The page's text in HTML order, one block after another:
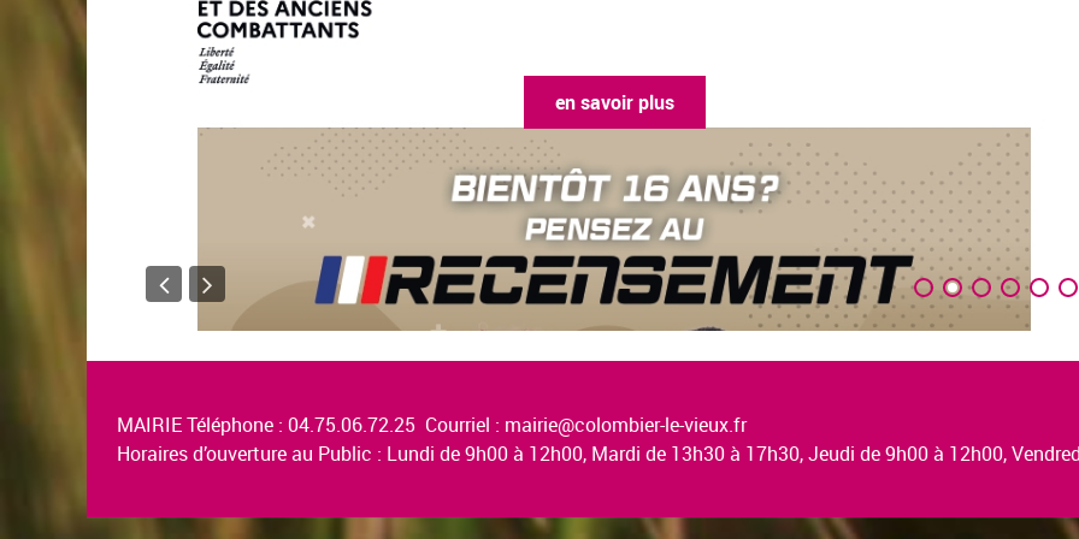
en savoir plus
MAIRIE Téléphone : 04.75.06.72.25 Courriel : mairie@colombier-le-vieux.fr
Horaires d’ouverture au Public : Lundi de 9h00 à 12h00, Mardi de 13h30 à 17h30, Jeudi de 9h00 à 12h00,